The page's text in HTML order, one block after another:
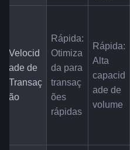
Velocid
ade de
Transaç
ão
Rápida:
Otimiza
da para
transaç
ões
rápidas
Rápida:
Alta
capacid
ade de
volume